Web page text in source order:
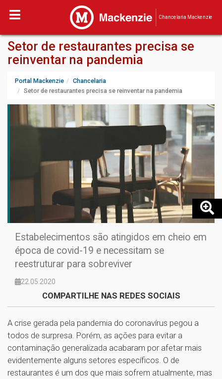
Chancelaria Mackenzie
Setor de restaurantes precisa se
reinventar na pandemia
Portal Mackenzie
Chancelaria
Setor de restaurantes precisa se reinventar na pandemia
Estabelecimentos são atingidos em cheio em
época de covid-19 e necessitam se
reestruturar para sobreviver
22.05.2020
COMPARTILHE NAS REDES SOCIAIS
A crise gerada pela pandemia do coronavírus pegou a
todos de surpresa. Porém, as ações para evitar a
contaminação generalizada acabaram por afetar mais
evidentemente alguns setores específicos. O de
restaurantes é um dos que mais sofrem atualmente, mas